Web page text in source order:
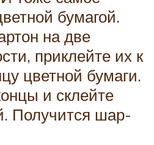
бумагой.
на две
приклейте их к
цветной бумаги.
и склейте
Получится шар-